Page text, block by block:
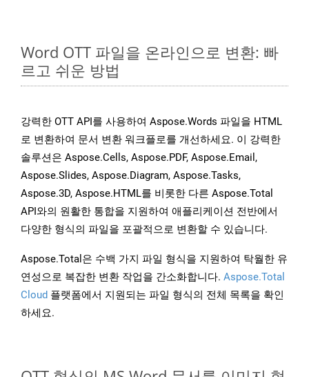
Word OTT 파일을 온라인으로 변환: 빠
르고 쉬운 방법
강력한 OTT API를 사용하여 Aspose.Words 파일을 HTML
로 변환하여 문서 변환 워크플로를 개선하세요. 이 강력한
솔루션은 Aspose.Cells, Aspose.PDF, Aspose.Email,
Aspose.Slides, Aspose.Diagram, Aspose.Tasks,
Aspose.3D, Aspose.HTML를 비롯한 다른 Aspose.Total
API와의 원활한 통합을 지원하여 애플리케이션 전반에서
다양한 형식의 파일을 포괄적으로 변환할 수 있습니다.
Aspose.Total은 수백 가지 파일 형식을 지원하여 탁월한 유
연성으로 복잡한 변환 작업을 간소화합니다. Aspose.Total
Cloud 플랫폼에서 지원되는 파일 형식의 전체 목록을 확인
하세요.